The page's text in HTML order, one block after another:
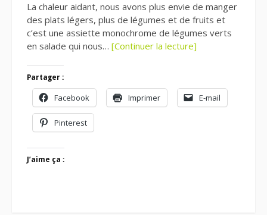
La chaleur aidant, nous avons plus envie de manger
des plats légers, plus de légumes et de fruits et
c’est une assiette monochrome de légumes verts
en salade qui nous… [Continuer la lecture]
Partager :
Facebook Imprimer E-mail
Pinterest
J’aime ça :